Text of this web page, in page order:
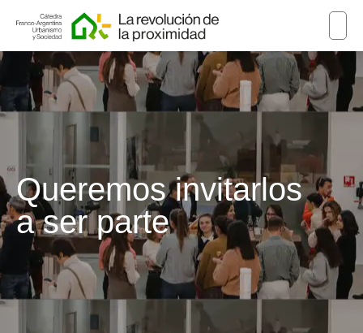
Queremos invitarlos
a ser parte